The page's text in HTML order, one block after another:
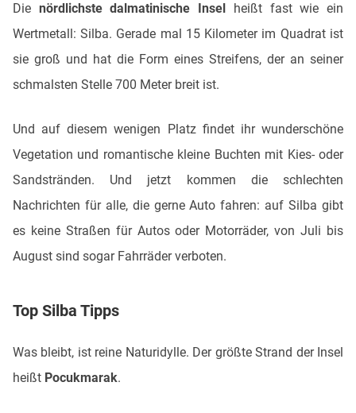
Die nördlichste dalmatinische Insel
heißt fast wie ein
Wertmetall: Silba. Gerade mal 15 Kilometer im Quadrat ist
sie groß und hat die Form eines Streifens, der an seiner
schmalsten Stelle 700 Meter breit ist.
Und auf diesem wenigen Platz findet ihr wunderschöne
Vegetation und romantische kleine Buchten mit Kies- oder
Sandstränden. Und jetzt kommen die schlechten
Nachrichten für alle, die gerne Auto fahren: auf Silba gibt
es keine Straßen für Autos oder Motorräder, von Juli bis
August sind sogar Fahrräder verboten.
Top Silba Tipps
Was bleibt, ist reine Naturidylle. Der größte Strand der Insel
heißt Pocukmarak.